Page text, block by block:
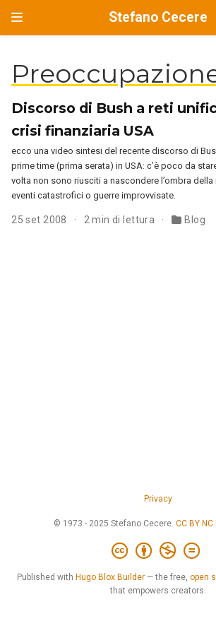
Stefano Cecere
Discorso di Bush a reti
crisi finanziaria USA
ecco una video sintesi del recente discorso di
prime time (prima serata) in USA: c’è poco da
volta non sono riusciti a nascondere l’ombra
eventi catastrofici o guerre improvvisate.
25 set 2008 2 min di lettura Blog
Privacy
© 1973 - 2025 Stefano Cecere. CC BY NC
Published with Hugo Blox Builder — the free, open
that empowers creators.